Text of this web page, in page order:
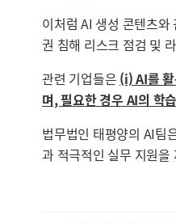
이처럼 AI 생성 콘텐츠
권 침해 리스크 점검 및
관련 기업들은 (i) AI를
며, 필요한 경우 AI의 학
법무법인 태평양의 AI팀
과 적극적인 실무 지원을